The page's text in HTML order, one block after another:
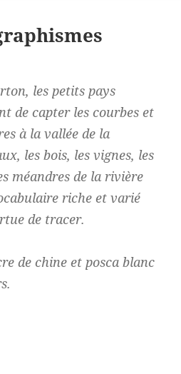
les petits pays
de capter les courbes et
à la vallée de la
les bois, les vignes, les
méandres de la rivière
riche et varié
de tracer.
de chine et posca blanc